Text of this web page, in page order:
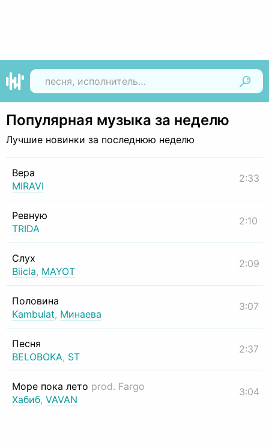
Популярная музыка за неделю
Лучшие новинки за последнюю неделю
Вера
MIRAVI
2:33
Ревную
TRIDA
2:10
Слух
Biicla, MAYOT
2:09
Половина
Kambulat, Минаева
3:07
Песня
BELOBOKA, ST
2:37
Море пока лето prod. Fargo
Хабиб, VAVAN
3:04